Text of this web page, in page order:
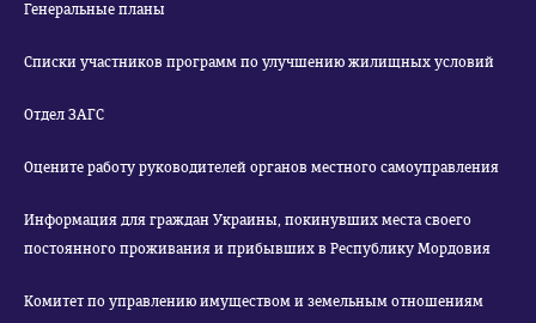
Генеральные планы
Списки участников программ по улучшению жилищных условий
Отдел ЗАГС
Оцените работу руководителей органов местного самоуправления
Информация для граждан Украины, покинувших места своего
постоянного проживания и прибывших в Республику Мордовия
Комитет по управлению имуществом и земельным отношениям